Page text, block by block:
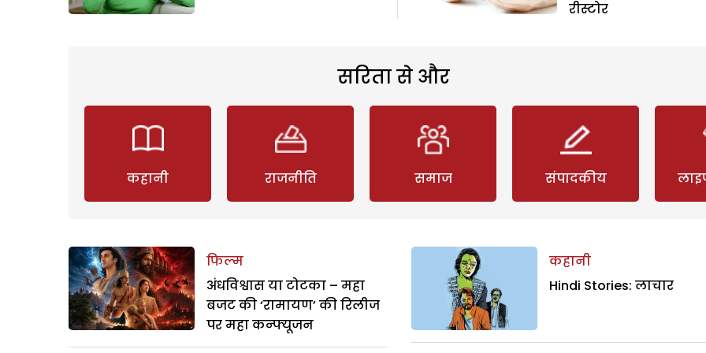
रीस्टोर
सरिता से और
कहानी राजनीति समाज संपादकीय
फिल्म
अंधविश्वास या टोटका – महा
बजट की ‘रामायण’ की रिलीज
पर महा कन्फ्यूजन
कहानी
Hindi Stories: लाचार